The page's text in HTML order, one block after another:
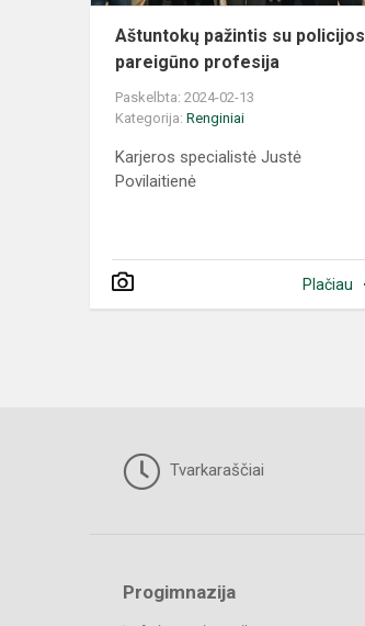
Aštuntokų pažintis su policijos
pareigūno profesija
Paskelbta: 2024-02-13
Kategorija: Renginiai
Karjeros specialistė Justė
Povilaitienė
Plačiau
Tvarkaraščiai
Progimnazija